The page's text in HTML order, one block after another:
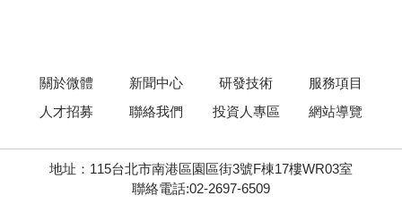
關於微體 新聞中心 研發技術
服務項目
人才招募
聯絡我們 投資人專區 網站導覽
地址：115台北市南港區園區街3號F棟17樓WR03室
聯絡電話:02-2697-6509